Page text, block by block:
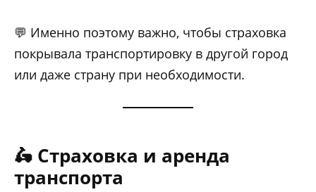
💬 Именно поэтому важно, чтобы страховка
покрывала транспортировку в другой город
или даже страну при необходимости.
🛵 Страховка и аренда
транспорта